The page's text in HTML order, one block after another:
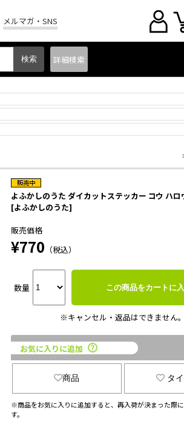
メルマガ・SNS
詳細検索
よふかしのうた ダイカットステッカー コウ ハロ
[よふかしのうた]
販売価格
¥770 （税込）
数量 この商品をカートに
※キャンセル・返品はできません。
お気に入りに追加
商品 タ
※商品をお気に入りに追加すると、再入荷が決まった際
す。